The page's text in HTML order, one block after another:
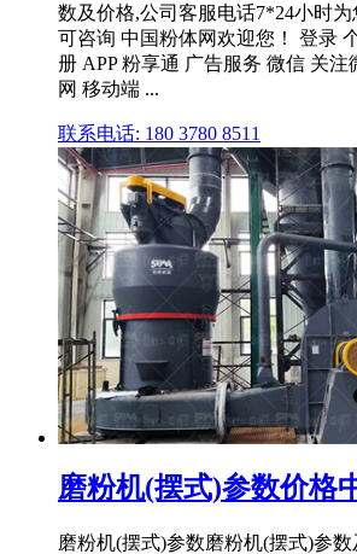
数及价格,公司客服电话7*24小时
可咨询 中国粉体网欢迎您！ 登录
册 APP 粉享通 广告服务 微信 关
网 移动端 ...
联系电话: 180 3780 8511
磨粉机(摆式)参数价格
磨粉机(摆式)参数磨粉机(摆式)参